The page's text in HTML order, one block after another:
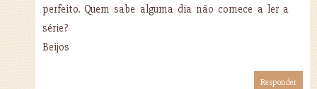
perfeito. Quem sabe alguma dia não comece a ler a
série?
Beijos
Responder